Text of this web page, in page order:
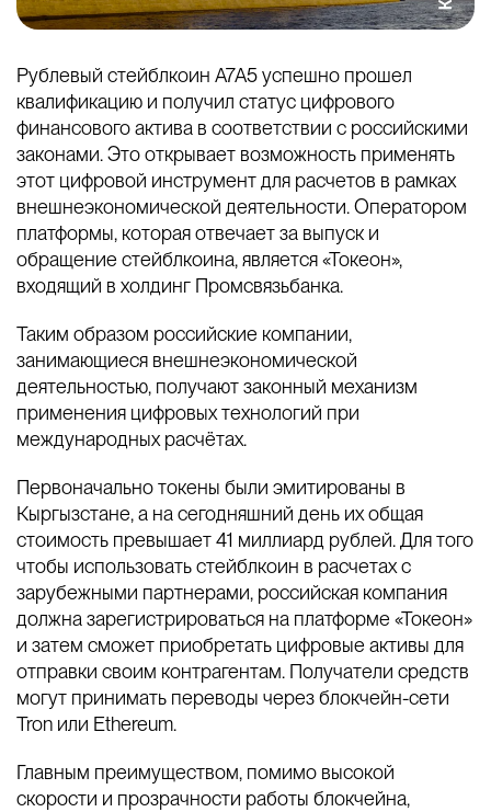
Рублевый стейблкоин A7A5 успешно прошел
квалификацию и получил статус цифрового
финансового актива в соответствии с российскими
законами. Это открывает возможность применять
этот цифровой инструмент для расчетов в рамках
внешнеэкономической деятельности. Оператором
платформы, которая отвечает за выпуск и
обращение стейблкоина, является «Токеон»,
входящий в холдинг Промсвязьбанка.
Таким образом российские компании,
занимающиеся внешнеэкономической
деятельностью, получают законный механизм
применения цифровых технологий при
международных расчётах.
Первоначально токены были эмитированы в
Кыргызстане, а на сегодняшний день их общая
стоимость превышает 41 миллиард рублей. Для того
чтобы использовать стейблкоин в расчетах с
зарубежными партнерами, российская компания
должна зарегистрироваться на платформе «Токеон»
и затем сможет приобретать цифровые активы для
отправки своим контрагентам. Получатели средств
могут принимать переводы через блокчейн-сети
Tron или Ethereum.
Главным преимуществом, помимо высокой
скорости и прозрачности работы блокчейна,